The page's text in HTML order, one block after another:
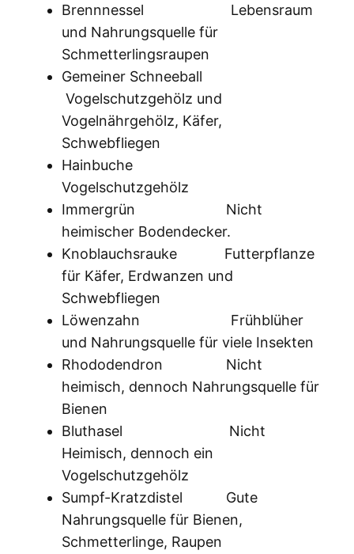
Brennnessel Lebensraum
und Nahrungsquelle für
Schmetterlingsraupen
Gemeiner Schneeball
Vogelschutzgehölz und
Vogelnährgehölz, Käfer,
Schwebfliegen
Hainbuche
Vogelschutzgehölz
Immergrün Nicht
heimischer Bodendecker.
Knoblauchsrauke Futterpflanze
für Käfer, Erdwanzen und
Schwebfliegen
Löwenzahn Frühblüher
und Nahrungsquelle für viele Insekten
Rhododendron Nicht
heimisch, dennoch Nahrungsquelle für
Bienen
Bluthasel Nicht
Heimisch, dennoch ein
Vogelschutzgehölz
Sumpf-Kratzdistel Gute
Nahrungsquelle für Bienen,
Schmetterlinge, Raupen